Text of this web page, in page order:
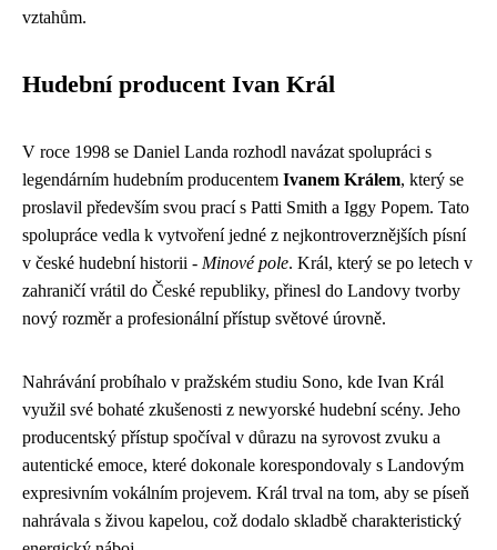
vztahům.
Hudební producent Ivan Král
V roce 1998 se Daniel Landa rozhodl navázat spolupráci s
legendárním hudebním producentem Ivanem Králem, který se
proslavil především svou prací s Patti Smith a Iggy Popem. Tato
spolupráce vedla k vytvoření jedné z nejkontroverznějších písní
v české hudební historii - Minové pole. Král, který se po letech v
zahraničí vrátil do České republiky, přinesl do Landovy tvorby
nový rozměr a profesionální přístup světové úrovně.
Nahrávání probíhalo v pražském studiu Sono, kde Ivan Král
využil své bohaté zkušenosti z newyorské hudební scény. Jeho
producentský přístup spočíval v důrazu na syrovost zvuku a
autentické emoce, které dokonale korespondovaly s Landovým
expresivním vokálním projevem. Král trval na tom, aby se píseň
nahrávala s živou kapelou, což dodalo skladbě charakteristický